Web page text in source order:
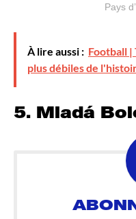
Pays
À lire aussi : Football |
plus débiles de
5. Mladá